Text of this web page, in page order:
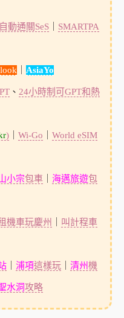
自動通關SeS｜ SMARTPA
AsiaYo
、 24小時制可GPT和熱
)｜ Wi-Go World eSIM
小宗包車｜ 海邁旅遊包
機車玩慶州 叫計程車
｜ 浦項這樣玩｜ 清州機
水洞攻略